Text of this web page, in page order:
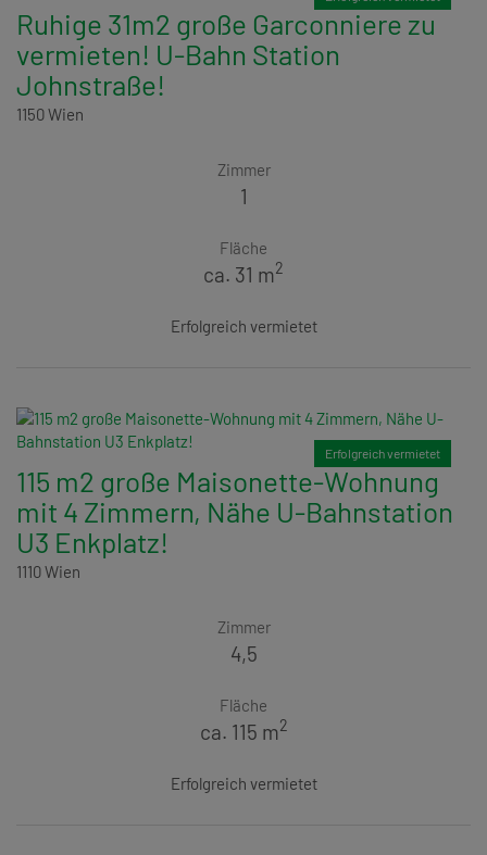
Ruhige 31m2 große Garconniere zu
vermieten! U-Bahn Station
Johnstraße!
1150 Wien
Zimmer
1
Fläche
ca. 31 m2
Erfolgreich vermietet
Erfolgreich vermietet
115 m2 große Maisonette-Wohnung
mit 4 Zimmern, Nähe U-Bahnstation
U3 Enkplatz!
1110 Wien
Zimmer
4,5
Fläche
ca. 115 m2
Erfolgreich vermietet